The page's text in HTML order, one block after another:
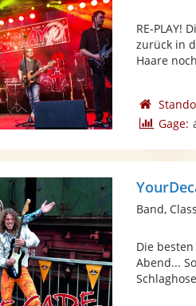
RE-PLAY!
zurück in
Haare
Gage:
Band,
Die
Abend...